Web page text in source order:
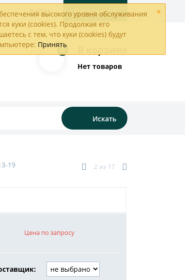
×
высокого уровня обслуживания
куки (cookies). Продолжая его
с тем, что куки (cookies) будут
Принять
Войти Регистрация
0
Нет товаров
Искать
19 2 из 17
Цена по запросу